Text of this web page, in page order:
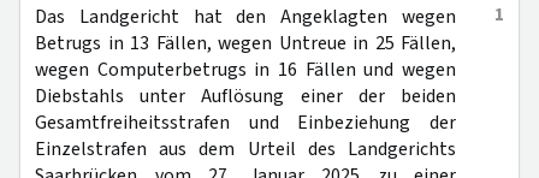
1
Das Landgericht hat den Angeklagten wegen
Betrugs in 13 Fällen, wegen Untreue in 25 Fällen,
wegen Computerbetrugs in 16 Fällen und wegen
Diebstahls unter Auflösung einer der beiden
Gesamtfreiheitsstrafen und Einbeziehung der
Einzelstrafen aus dem Urteil des Landgerichts